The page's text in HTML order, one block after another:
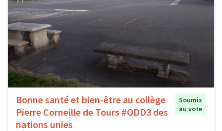
Bonne santé et bien-être au collège
Pierre Corneille de Tours #ODD3 des
nations unies
Soumis
au vote